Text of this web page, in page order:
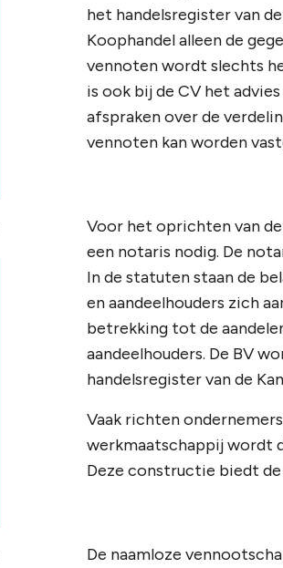
het handelsregister van
Koophandel alleen de
vennoten wordt slechts
is ook bij de CV het
afspraken over de
vennoten kan worden
Voor het oprichten van
een notaris nodig. De
In de statuten staan de
en aandeelhouders zich
betrekking tot de
aandeelhouders. De BV
handelsregister van de
Vaak richten
werkmaatschappij wordt
Deze constructie biedt
De naamloze